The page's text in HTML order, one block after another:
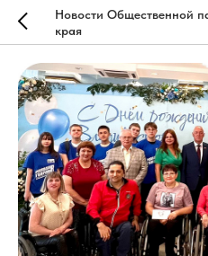
Новости Общественной
края